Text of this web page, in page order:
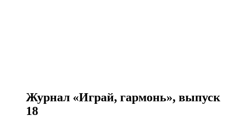
Журнал «Играй, гармонь», выпуск
18